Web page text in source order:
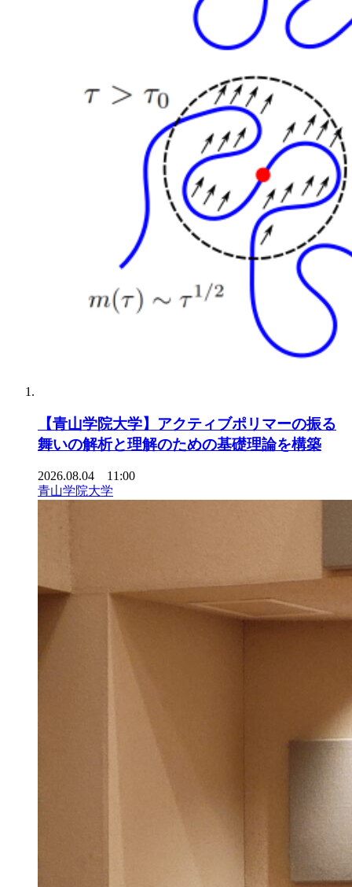
【青山学院大学】アクティブポリマーの振る
舞いの解析と理解のための基礎理論を構築
2026.08.04 11:00
青山学院大学